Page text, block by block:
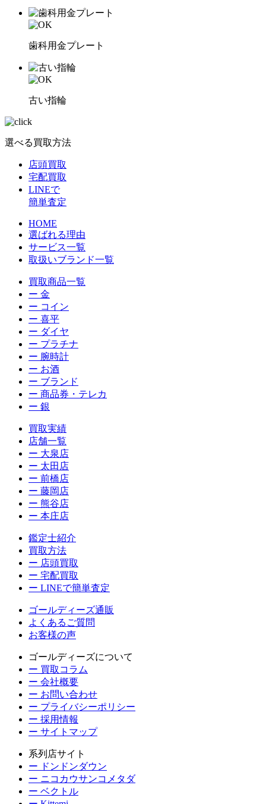
歯科用金プレート
古い指輪
選べる買取方法
店頭買取
宅配買取
LINEで
簡単査定
HOME
選ばれる理由
サービス一覧
取扱いブランド一覧
買取商品一覧
ー 金
ー コイン
ー 喜平
ー ダイヤ
ー プラチナ
ー 腕時計
ー お酒
ー ブランド
ー 商品券・テレカ
ー 銀
買取実績
店舗一覧
ー 大泉店
ー 太田店
ー 前橋店
ー 藤岡店
ー 熊谷店
ー 本庄店
鑑定士紹介
買取方法
ー 店頭買取
ー 宅配買取
ー LINEで簡単査定
ゴールディーズ通販
よくあるご質問
お客様の声
ゴールディーズについて
ー 買取コラム
ー 会社概要
ー お問い合わせ
ー プライバシーポリシー
ー 採用情報
ー サイトマップ
系列店サイト
ー ドンドンダウン
ー ニコカウサンコメタダ
ー ベクトル